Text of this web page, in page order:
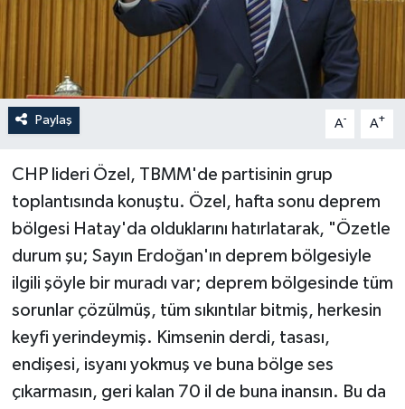
Paylaş A- A+
CHP lideri Özel, TBMM'de partisinin grup
toplantısında konuştu. Özel, hafta sonu deprem
bölgesi Hatay'da olduklarını hatırlatarak, "Özetle
durum şu; Sayın Erdoğan'ın deprem bölgesiyle
ilgili şöyle bir muradı var; deprem bölgesinde tüm
sorunlar çözülmüş, tüm sıkıntılar bitmiş, herkesin
keyfi yerindeymiş. Kimsenin derdi, tasası,
endişesi, isyanı yokmuş ve buna bölge ses
çıkarmasın, geri kalan 70 il de buna inansın. Bu da